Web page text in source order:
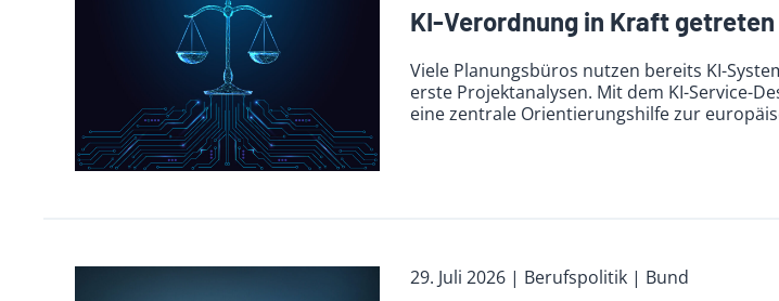
KI-Verordnung in Kraft
Viele Planungsbüros nutzen bereits KI-
erste Projektanalysen. Mit dem KI-Service-
eine zentrale Orientierungshilfe zur
29. Juli 2026 | Berufspolitik | Bund